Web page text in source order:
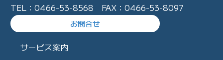
TEL：0466-53-8568 FAX：0466-53-8097
お問合せ
サービス案内